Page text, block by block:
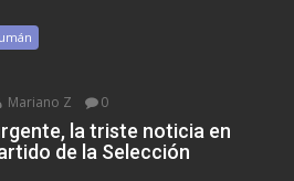
Mariano Z 0
la triste noticia en
de la Selección